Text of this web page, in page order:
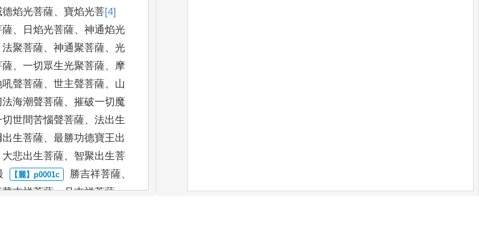
焰光菩薩、 寶焰光菩[4]
薩、 日焰光菩薩、 神通焰光
法聚菩薩、 神通聚菩薩、 光
薩、 一切眾生光聚菩薩、
摩
吼聲菩薩、 世主聲菩薩、 山
法海潮聲菩薩、 摧破一切魔
切世間苦惱聲菩薩、 法出生
生菩薩、 最勝功德寶王出
大悲出生菩薩、 智聚出生菩
勝吉祥菩薩、
華吉祥菩薩、月吉祥菩薩、